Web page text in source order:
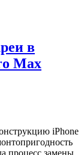
в
Max
iPhone
процесс замены